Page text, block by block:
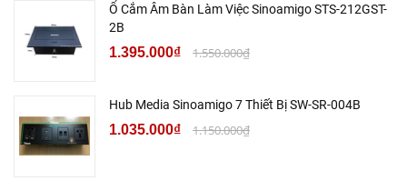
Ổ Cắm Âm Bàn Làm Việc Sinoamigo STS-212GST-
2B
1.395.000₫ 1.550.000₫
Hub Media Sinoamigo 7 Thiết Bị SW-SR-004B
1.035.000₫ 1.150.000₫